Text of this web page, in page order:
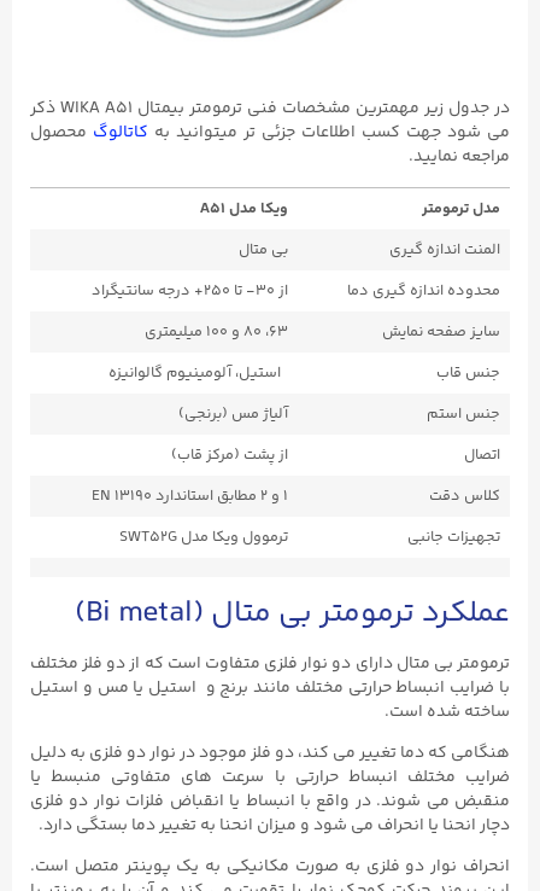
در جدول زیر مهمترین مشخصات فنی ترمومتر بیمتال WIKA A51 ذکر
می شود جهت کسب اطلاعات جزئی تر میتوانید به کاتالوگ محصول
مراجعه نمایید.
مدل ترمومتر
ویکا مدل A51
المنت اندازه گیری
بی متال
محدوده اندازه گیری دما
از ۳۰- تا ۲۵۰+ درجه سانتیگراد
سایز صفحه نمایش
۶۳، ۸۰ و ۱۰۰ میلیمتری
جنس قاب
استیل، آلومینیوم گالوانیزه
جنس استم
آلیاژ مس (برنجی)
اتصال
از پشت (مرکز قاب)
کلاس دقت
۱ و ۲ مطابق استاندارد EN ۱۳۱۹۰
تجهیزات جانبی
ترموول ویکا مدل SWT52G
عملکرد ترمومتر بی متال (Bi metal)
ترمومتر بی متال دارای دو نوار فلزی متفاوت است که از دو فلز مختلف
با ضرایب انبساط حرارتی مختلف مانند برنج و استیل یا مس و استیل
ساخته شده است.
هنگامی که دما تغییر می کند، دو فلز موجود در نوار دو فلزی به دلیل
ضرایب مختلف انبساط حرارتی با سرعت های متفاوتی منبسط یا
منقبض می شوند. در واقع با انبساط یا انقباض فلزات نوار دو فلزی
دچار انحنا یا انحراف می شود و میزان انحنا به تغییر دما بستگی دارد.
انحراف نوار دو فلزی به صورت مکانیکی به یک پوینتر متصل است.